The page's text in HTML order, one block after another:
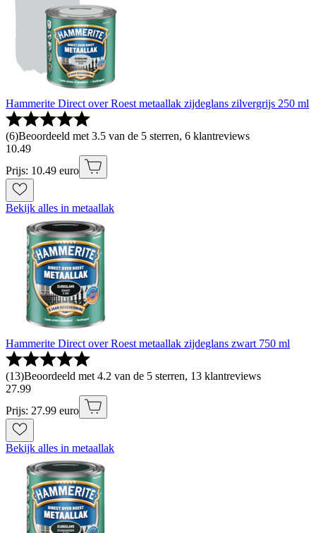
Hammerite Direct over Roest metaallak zijdeglans zilvergrijs 250 ml
(6)Beoordeeld met 3.5 van de 5 sterren, 6 klantreviews
10.49
Prijs: 10.49 euro
Bekijk alles in metaallak
Hammerite Direct over Roest metaallak zijdeglans zwart 750 ml
(13)Beoordeeld met 4.2 van de 5 sterren, 13 klantreviews
27.99
Prijs: 27.99 euro
Bekijk alles in metaallak